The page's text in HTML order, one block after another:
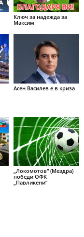
Ключ за надежда за
Максим
Асен Василев е в криза
„Локомотов“ (Мездра)
победи ОФК
„Павликени“